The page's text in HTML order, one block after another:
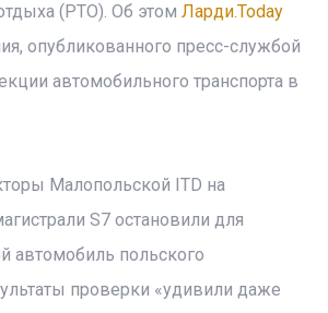
(РТО). Об этом Ларди.Today
опубликованного пресс-службой
автомобильного транспорта в
Малопольской ITD на
S7 остановили для
автомобиль польского
проверки «удивили даже